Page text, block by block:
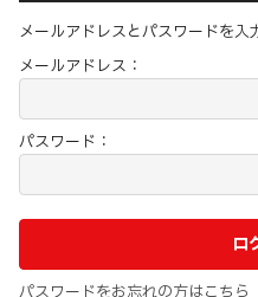
メールアドレスとパスワードを入
メールアドレス：
パスワード：
パスワードをお忘れの方はこちら